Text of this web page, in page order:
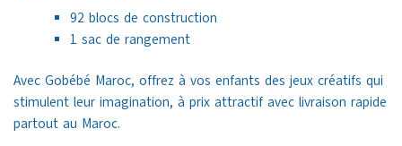
92 blocs de construction
1 sac de rangement
Avec Gobébé Maroc, offrez à vos enfants des jeux créatifs qui
stimulent leur imagination, à prix attractif avec livraison rapide
partout au Maroc.